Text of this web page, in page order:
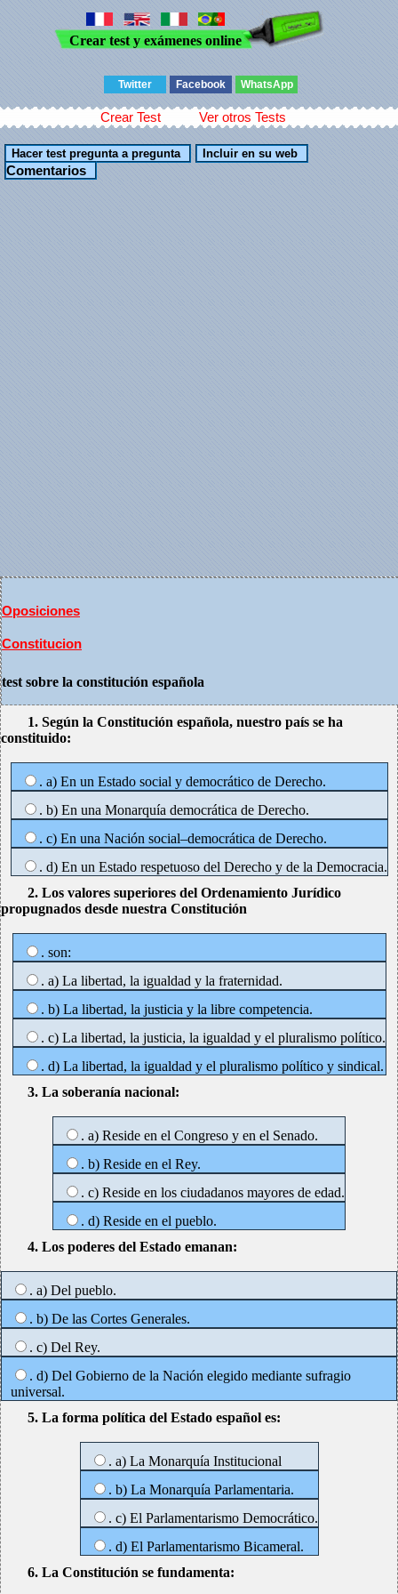
Crear test y exámenes online
Twitter Facebook WhatsApp
Crear Test Ver otros Tests
Comentarios
Oposiciones
Constitucion
test sobre la constitución española
1. Según la Constitución española, nuestro país se ha
constituido:
. a) En un Estado social y democrático de Derecho.
. b) En una Monarquía democrática de Derecho.
. c) En una Nación social–democrática de Derecho.
. d) En un Estado respetuoso del Derecho y de la Democracia.
2. Los valores superiores del Ordenamiento Jurídico
propugnados desde nuestra Constitución
. son:
. a) La libertad, la igualdad y la fraternidad.
. b) La libertad, la justicia y la libre competencia.
. c) La libertad, la justicia, la igualdad y el pluralismo político.
. d) La libertad, la igualdad y el pluralismo político y sindical.
3. La soberanía nacional:
. a) Reside en el Congreso y en el Senado.
. b) Reside en el Rey.
. c) Reside en los ciudadanos mayores de edad.
. d) Reside en el pueblo.
4. Los poderes del Estado emanan:
. a) Del pueblo.
. b) De las Cortes Generales.
. c) Del Rey.
. d) Del Gobierno de la Nación elegido mediante sufragio
universal.
5. La forma política del Estado español es:
. a) La Monarquía Institucional
. b) La Monarquía Parlamentaria.
. c) El Parlamentarismo Democrático.
. d) El Parlamentarismo Bicameral.
6. La Constitución se fundamenta: